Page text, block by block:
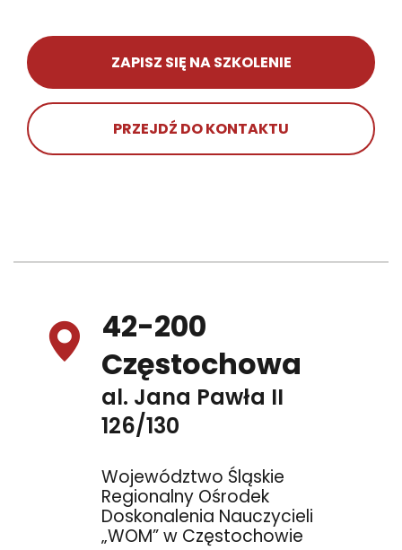
ZAPISZ SIĘ NA SZKOLENIE
PRZEJDŹ DO KONTAKTU
42-200
Częstochowa
al. Jana Pawła II
126/130
Województwo Śląskie
Regionalny Ośrodek
Doskonalenia Nauczycieli
„WOM” w Częstochowie